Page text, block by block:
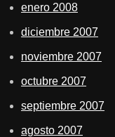
enero 2008
diciembre 2007
noviembre 2007
octubre 2007
septiembre 2007
agosto 2007